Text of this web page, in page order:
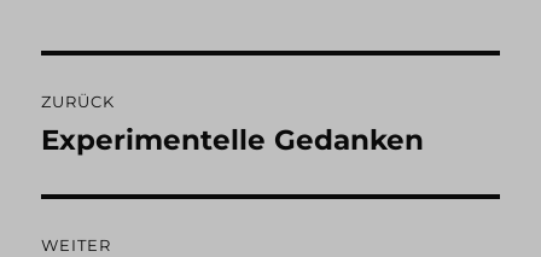
ZURÜCK
Vorheriger
Experimentelle Gedanken
WEITER